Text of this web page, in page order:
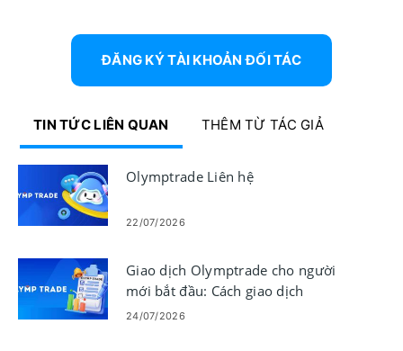
ĐĂNG KÝ TÀI KHOẢN ĐỐI TÁC
TIN TỨC LIÊN QUAN THÊM TỪ TÁC GIẢ
Olymptrade Liên hệ
22/07/2026
Giao dịch Olymptrade cho người
mới bắt đầu: Cách giao dịch
24/07/2026